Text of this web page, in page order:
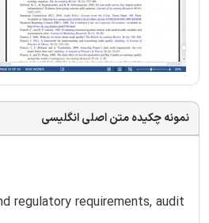
نمونه چکیده متن اصلی انگلیسی
regulatory requirements, audit